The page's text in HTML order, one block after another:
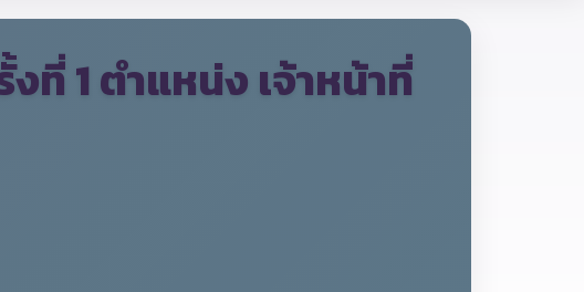
ที่ 1 ตำแหน่ง เจ้าหน้าที่